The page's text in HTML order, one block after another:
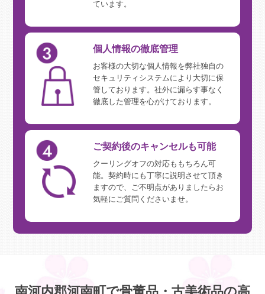
ています。
個人情報の徹底管理
お客様の大切な個人情報を弊社独自の
セキュリティシステムにより大切に保
管しております。社外に漏らす事なく
徹底した管理を心がけております。
ご契約後のキャンセルも可能
クーリングオフの対応ももちろん可
能。契約時にも丁寧に説明させて頂き
ますので、ご不明点がありましたらお
気軽にご質問くださいませ。